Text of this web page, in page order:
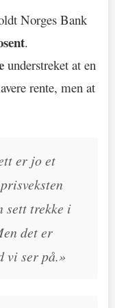
Norges Bank
.
understreket at en
rente, men at
er jo et
sett trekke i
det er
vi ser på.»